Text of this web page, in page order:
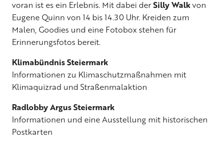
voran ist es ein Erlebnis. Mit dabei derSilly Walkvon
Eugene Quinn von 14 bis 14.30 Uhr. Kreiden zum
Malen, Goodies und eine Fotobox stehen für
Erinnerungsfotos bereit.
Klimabündnis Steiermark
Informationen zu Klimaschutzmaßnahmen mit
Klimaquizrad und Straßenmalaktion
Radlobby Argus Steiermark
Informationen und eine Ausstellung mit historischen
Postkarten